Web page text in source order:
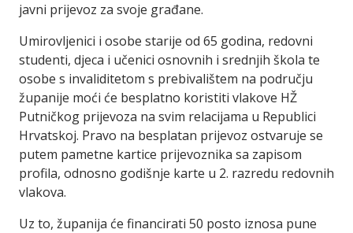
javni prijevoz za svoje građane.
Umirovljenici i osobe starije od 65 godina, redovni
studenti, djeca i učenici osnovnih i srednjih škola te
osobe s invaliditetom s prebivalištem na području
županije moći će besplatno koristiti vlakove HŽ
Putničkog prijevoza na svim relacijama u Republici
Hrvatskoj. Pravo na besplatan prijevoz ostvaruje se
putem pametne kartice prijevoznika sa zapisom
profila, odnosno godišnje karte u 2. razredu redovnih
vlakova.
Uz to, županija će financirati 50 posto iznosa pune